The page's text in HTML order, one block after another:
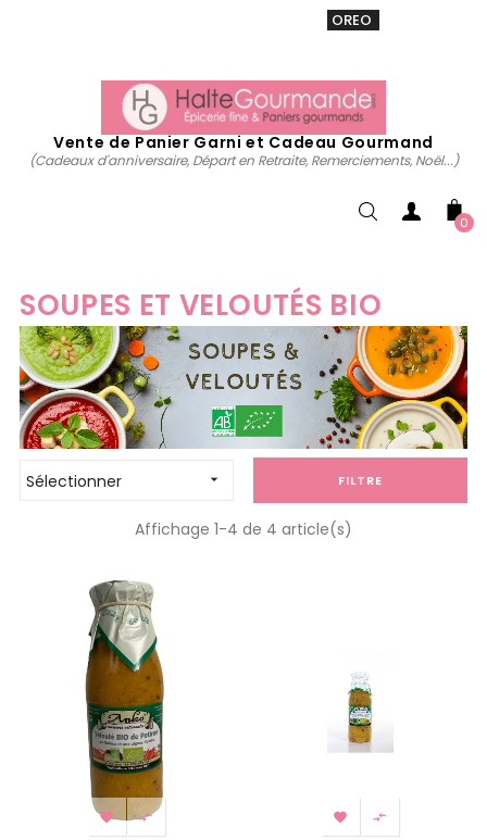
OREO
Vente de Panier Garni et Cadeau Gourmand
(Cadeaux d'anniversaire, Départ en Retraite, Remerciements, Noël...)
0
SOUPES ET VELOUTÉS BIO
Sélectionner  FILTRE
Affichage 1-4 de 4 article(s)
   